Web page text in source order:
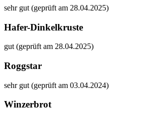
sehr gut (geprüft am 28.04.2025)
Hafer-Dinkelkruste
gut (geprüft am 28.04.2025)
Roggstar
sehr gut (geprüft am 03.04.2024)
Winzerbrot